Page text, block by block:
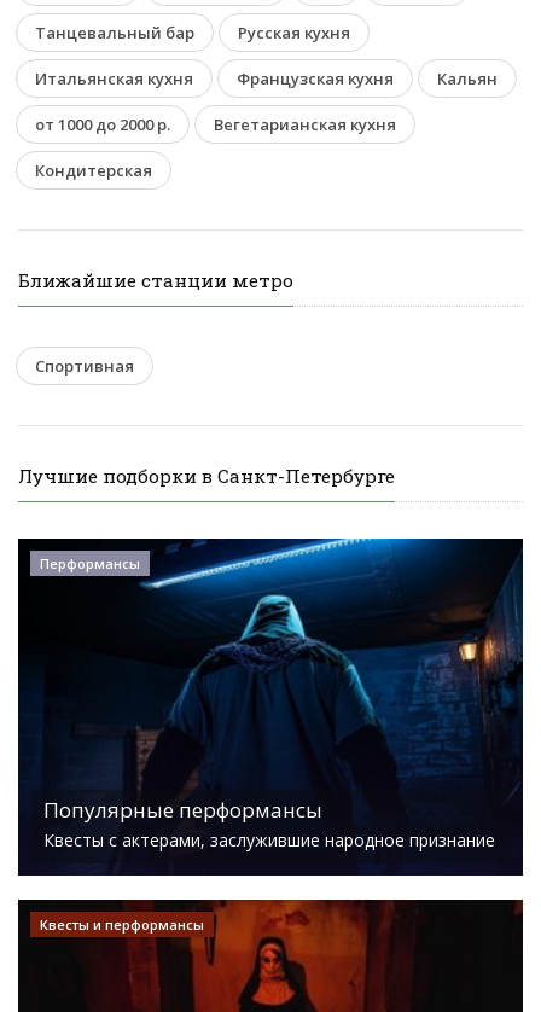
Танцевальный бар Русская кухня
Итальянская кухня Французская кухня Кальян
от 1000 до 2000 р. Вегетарианская кухня
Кондитерская
Ближайшие станции метро
Спортивная
Лучшие подборки в Санкт-Петербурге
Перформансы
Популярные перформансы
Квесты с актерами, заслужившие народное признание
Квесты и перформансы